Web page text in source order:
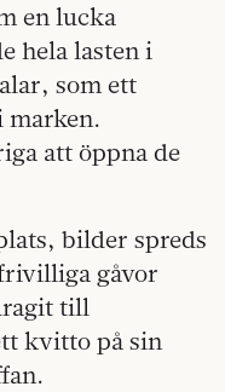
en lucka
hela lasten i
som ett
marken.
att öppna de
bilder spreds
gåvor
till
kvitto på sin